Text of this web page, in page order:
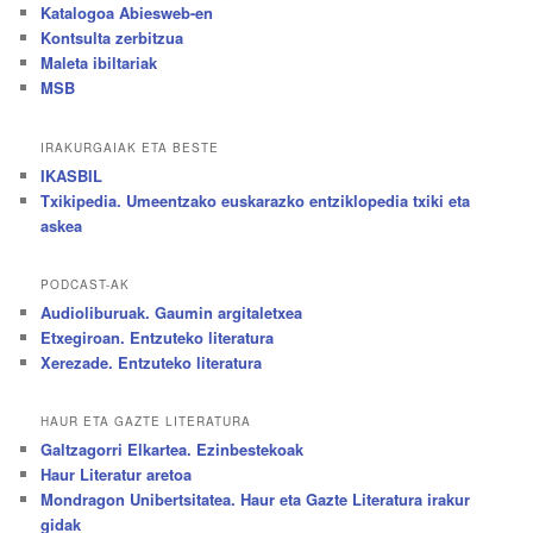
Katalogoa Abiesweb-en
Kontsulta zerbitzua
Maleta ibiltariak
MSB
IRAKURGAIAK ETA BESTE
IKASBIL
Txikipedia. Umeentzako euskarazko entziklopedia txiki eta
askea
PODCAST-AK
Audioliburuak. Gaumin argitaletxea
Etxegiroan. Entzuteko literatura
Xerezade. Entzuteko literatura
HAUR ETA GAZTE LITERATURA
Galtzagorri Elkartea. Ezinbestekoak
Haur Literatur aretoa
Mondragon Unibertsitatea. Haur eta Gazte Literatura irakur
gidak